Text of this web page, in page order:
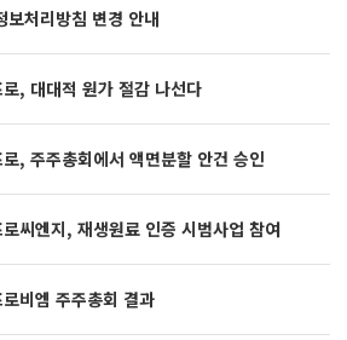
보처리방침 변경 안내
, 대대적 원가 절감 나선다
, 주주총회에서 액면분할 안건 승인
씨엔지, 재생원료 인증 시범사업 참여
비엠 주주총회 결과